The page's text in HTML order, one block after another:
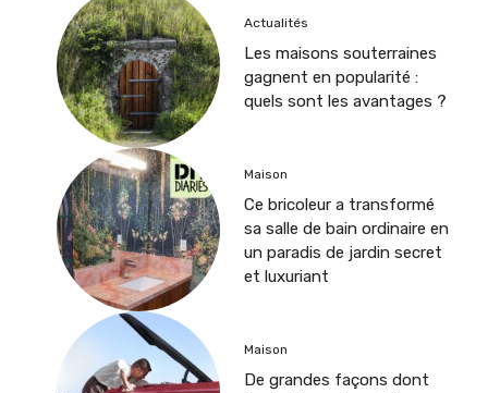
Actualités
Les maisons souterraines
gagnent en popularité :
quels sont les avantages ?
Maison
Ce bricoleur a transformé
sa salle de bain ordinaire en
un paradis de jardin secret
et luxuriant
Maison
De grandes façons dont